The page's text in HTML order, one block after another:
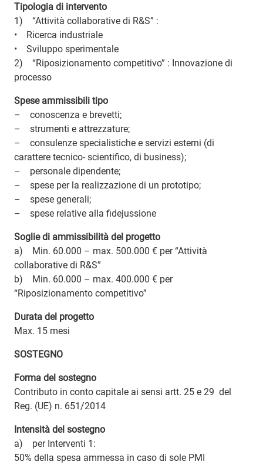
Tipologia di intervento
1) “Attività collaborative di R&S” :
• Ricerca industriale
• Sviluppo sperimentale
2) “Riposizionamento competitivo” : Innovazione di
processo
Spese ammissibili tipo
– conoscenza e brevetti;
– strumenti e attrezzature;
– consulenze specialistiche e servizi esterni (di
carattere tecnico- scientifico, di business);
– personale dipendente;
– spese per la realizzazione di un prototipo;
– spese generali;
– spese relative alla fidejussione
Soglie di ammissibilità del progetto
a) Min. 60.000 – max. 500.000 € per “Attività
collaborative di R&S”
b) Min. 60.000 – max. 400.000 € per
“Riposizionamento competitivo”
Durata del progetto
Max. 15 mesi
SOSTEGNO
Forma del sostegno
Contributo in conto capitale ai sensi artt. 25 e 29 del
Reg. (UE) n. 651/2014
Intensità del sostegno
a) per Interventi 1:
50% della spesa ammessa in caso di sole PMI